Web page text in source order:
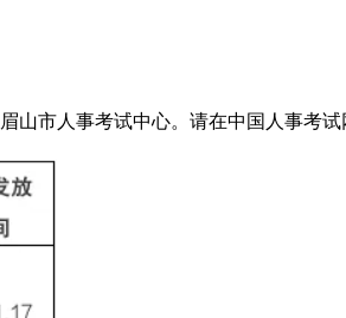
市人事考试中心。请在中国人事考试